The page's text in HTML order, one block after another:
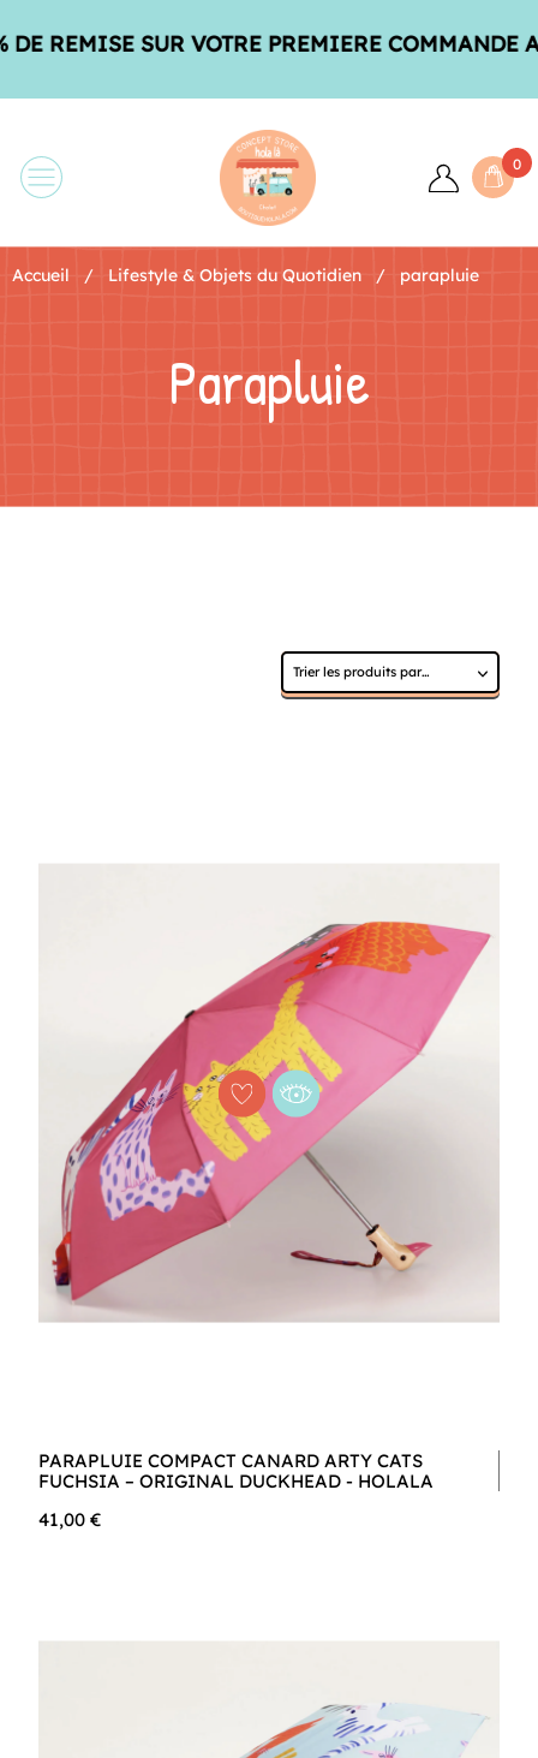
VOTRE PREMIERE COMMANDE AVEC LE CODE
0
Accueil Lifestyle & Objets du Quotidien parapluie
Parapluie
Sélectionnez
PARAPLUIE COMPACT CANARD ARTY CATS
FUCHSIA – ORIGINAL DUCKHEAD - HOLALA
41,00 €